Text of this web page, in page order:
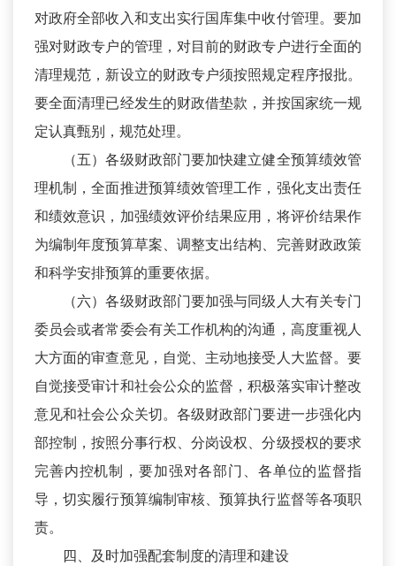
对政府全部收入和支出实行国库集中收付管理。要加
强对财政专户的管理，对目前的财政专户进行全面的
清理规范，新设立的财政专户须按照规定程序报批。
要全面清理已经发生的财政借垫款，并按国家统一规
定认真甄别，规范处理。
（五）各级财政部门要加快建立健全预算绩效管
理机制，全面推进预算绩效管理工作，强化支出责任
和绩效意识，加强绩效评价结果应用，将评价结果作
为编制年度预算草案、调整支出结构、完善财政政策
和科学安排预算的重要依据。
（六）各级财政部门要加强与同级人大有关专门
委员会或者常委会有关工作机构的沟通，高度重视人
大方面的审查意见，自觉、主动地接受人大监督。要
自觉接受审计和社会公众的监督，积极落实审计整改
意见和社会公众关切。各级财政部门要进一步强化内
部控制，按照分事行权、分岗设权、分级授权的要求
完善内控机制，要加强对各部门、各单位的监督指
导，切实履行预算编制审核、预算执行监督等各项职
责。
四、及时加强配套制度的清理和建设